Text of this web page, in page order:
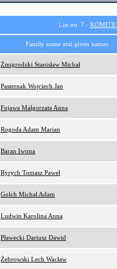
List no. 7 -
Family name and given names
Żmigrodzki Stanisław Michał
Pasternak Wojciech Jan
Fujawa Małgorzata Anna
Rogoda Adam Marian
Baran Iwona
Ryrych Tomasz Paweł
Golch Michał Adam
Ludwin Karolina Anna
Pławecki Dariusz Dawid
Żebrowski Lech Wacław